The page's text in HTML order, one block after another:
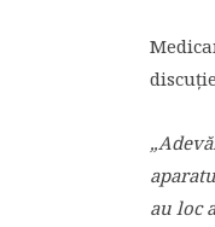
au loc